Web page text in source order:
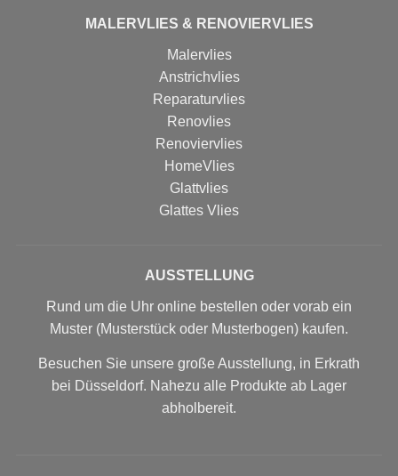
MALERVLIES & RENOVIERVLIES
Malervlies
Anstrichvlies
Reparaturvlies
Renovlies
Renoviervlies
HomeVlies
Glattvlies
Glattes Vlies
AUSSTELLUNG
Rund um die Uhr online bestellen oder vorab ein
Muster (Musterstück oder Musterbogen) kaufen.
Besuchen Sie unsere große Ausstellung, in Erkrath
bei Düsseldorf. Nahezu alle Produkte ab Lager
abholbereit.